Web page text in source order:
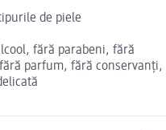
de piele
fără parabeni, fără
parfum, fără conservanți,